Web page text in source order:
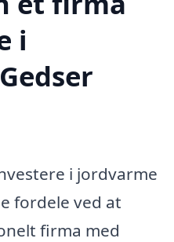
i
i jordvarme
fordele ved at
firma med